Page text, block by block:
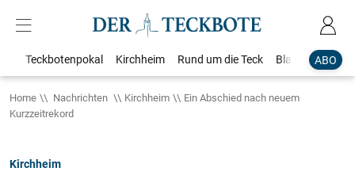
ABO
Teckbotenpokal Kirchheim Rund um die Teck Blaulicht
Home Nachrichten Kirchheim
Ein Abschied nach neuem
Kurzzeitrekord
Kirchheim